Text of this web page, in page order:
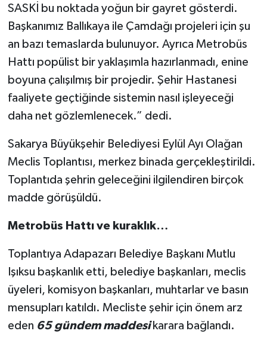
SASKİ bu noktada yoğun bir gayret gösterdi.
Başkanımız Ballıkaya ile Çamdağı projeleri için şu
an bazı temaslarda bulunuyor. Ayrıca Metrobüs
Hattı popülist bir yaklaşımla hazırlanmadı, enine
boyuna çalışılmış bir projedir. Şehir Hastanesi
faaliyete geçtiğinde sistemin nasıl işleyeceği
daha net gözlemlenecek.” dedi.
Sakarya Büyükşehir Belediyesi Eylül Ayı Olağan
Meclis Toplantısı, merkez binada gerçekleştirildi.
Toplantıda şehrin geleceğini ilgilendiren birçok
madde görüşüldü.
Metrobüs Hattı ve kuraklık…
Toplantıya Adapazarı Belediye Başkanı Mutlu
Işıksu başkanlık etti, belediye başkanları, meclis
üyeleri, komisyon başkanları, muhtarlar ve basın
mensupları katıldı. Mecliste şehir için önem arz
eden 65 gündem maddesikarara bağlandı.